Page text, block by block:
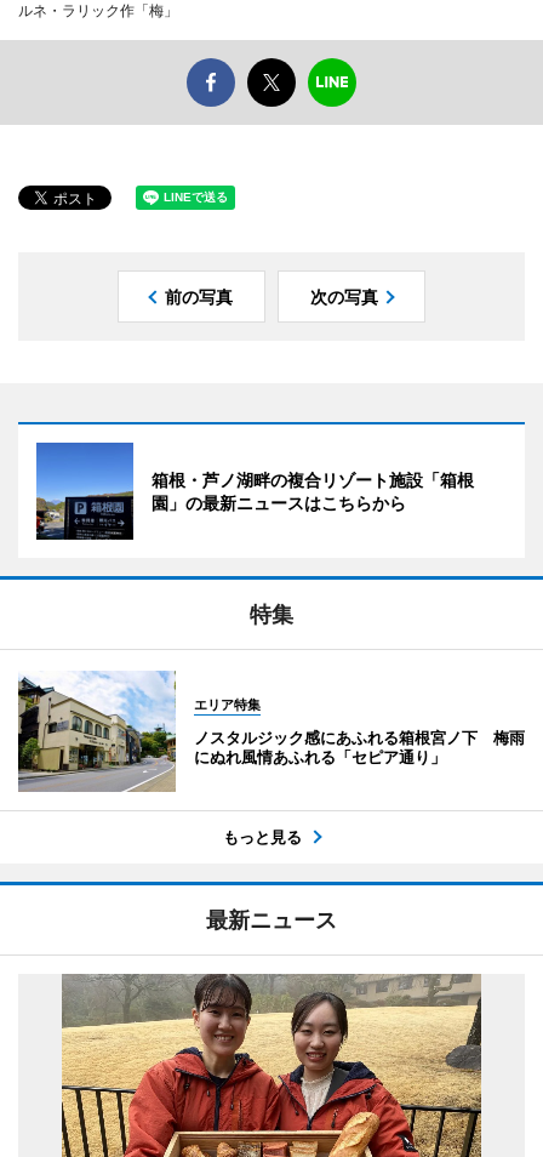
ルネ・ラリック作「梅」
前の写真 次の写真
箱根・芦ノ湖畔の複合リゾート施設「箱根
園」の最新ニュースはこちらから
特集
エリア特集
ノスタルジック感にあふれる箱根宮ノ下 梅雨
にぬれ風情あふれる「セピア通り」
もっと見る
最新ニュース